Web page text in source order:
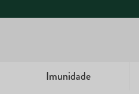
Imunidade